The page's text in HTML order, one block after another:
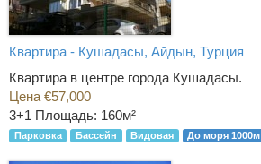
Квартира - Кушадасы, Айдын, Турция
Квартира в центре города Кушадасы.
Цена €57,000
3+1 Площадь: 160м²
Парковка Бассейн Видовая До моря 1000м